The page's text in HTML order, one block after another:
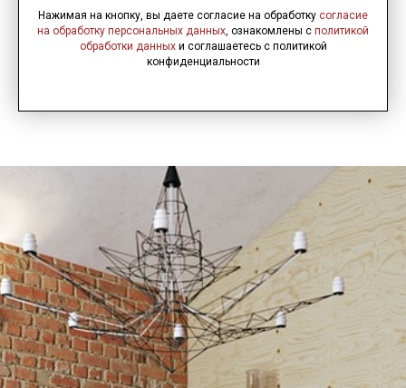
Нажимая на кнопку, вы даете согласие на обработку согласие
на обработку персональных данных , ознакомлены с политикой
обработки данныхи соглашаетесь c политикой
конфиденциальности